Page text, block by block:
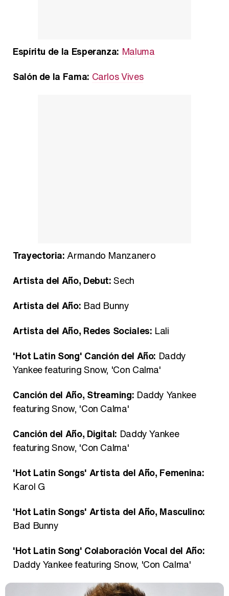
Espíritu de la Esperanza: Maluma
Salón de la Fama: Carlos Vives
Trayectoria:Armando Manzanero
Artista del Año, Debut:Sech
Artista del Año: Bad Bunny
Artista del Año, Redes Sociales: Lali
'Hot Latin Song' Canción del Año: Daddy
Yankee featuring Snow, 'Con Calma'
Canción del Año, Streaming: Daddy Yankee
featuring Snow, 'Con Calma'
Canción del Año, Digital: Daddy Yankee
featuring Snow, 'Con Calma'
'Hot Latin Songs' Artista del Año, Femenina:
Karol G
'Hot Latin Songs' Artista del Año, Masculino:
Bad Bunny
'Hot Latin Song' Colaboración Vocal del Año:
Daddy Yankee featuring Snow, 'Con Calma'